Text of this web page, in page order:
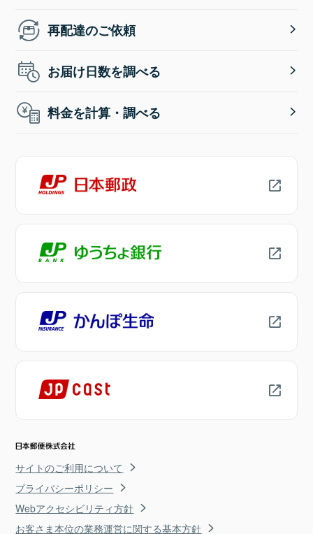
再配達のご依頼
お届け日数を調べる
料金を計算・調べる
サイトのご利用について
プライバシーポリシー
Webアクセシビリティ方針
お客さま本位の業務運営に関する基本方針